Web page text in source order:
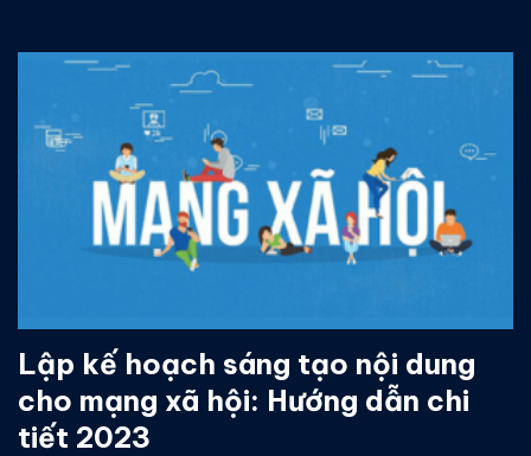
Lập kế hoạch sáng tạo nội dung
cho mạng xã hội: Hướng dẫn chi
tiết 2023